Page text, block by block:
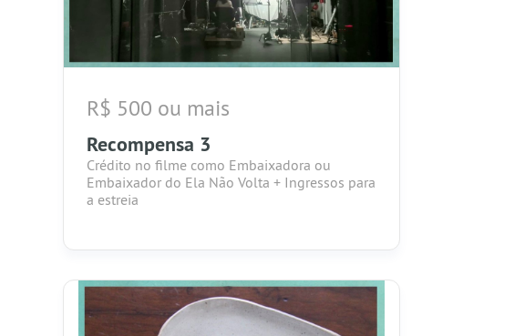
R$ 500 ou mais
Recompensa 3
Crédito no filme como Embaixadora ou
Embaixador do Ela Não Volta + Ingressos para
a estreia